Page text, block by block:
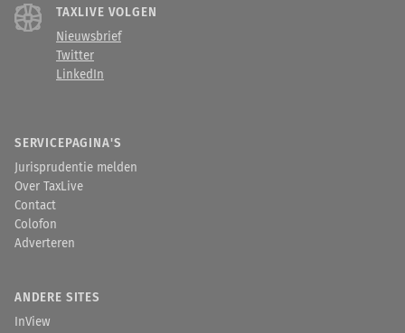
TAXLIVE VOLGEN
Nieuwsbrief
Twitter
LinkedIn
SERVICEPAGINA'S
Jurisprudentie melden
Over TaxLive
Contact
Colofon
Adverteren
ANDERE SITES
InView